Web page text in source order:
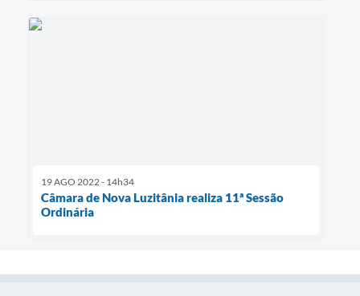
19 AGO 2022 - 14h34
Câmara de Nova Luzitânia realiza 11ª Sessão
Ordinária